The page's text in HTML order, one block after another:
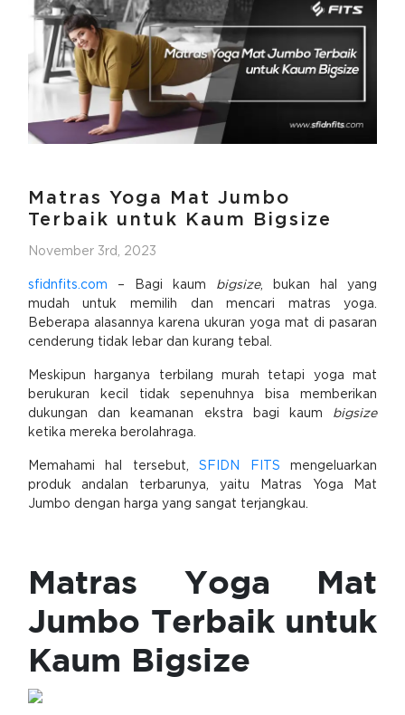
Matras Yoga Mat Jumbo
Terbaik untuk Kaum Bigsize
November 3rd, 2023
sfidnfits.com – Bagi kaum bigsize, bukan hal yang
mudah untuk memilih dan mencari matras yoga.
Beberapa alasannya karena ukuran yoga mat di pasaran
cenderung tidak lebar dan kurang tebal.
Meskipun harganya terbilang murah tetapi yoga mat
berukuran kecil tidak sepenuhnya bisa memberikan
dukungan dan keamanan ekstra bagi kaum bigsize
ketika mereka berolahraga.
Memahami hal tersebut,SFIDN FITS mengeluarkan
produk andalan terbarunya, yaitu Matras Yoga Mat
Jumbo dengan harga yang sangat terjangkau.
Matras Yoga Mat
Jumbo Terbaik untuk
Kaum Bigsize